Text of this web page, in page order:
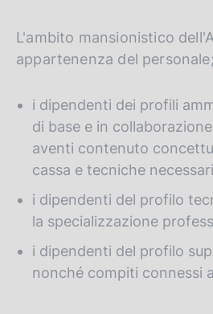
L'ambito mansionistico
appartenenza del
i dipendenti dei profili
di base e in
aventi contenuto
cassa e tecniche
i dipendenti del profilo
la specializzazione
i dipendenti del profilo
nonché compiti connessi